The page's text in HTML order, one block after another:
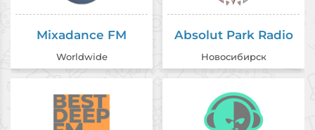
Mixadance FM
Worldwide
Absolut Park Radio
Новосибирск